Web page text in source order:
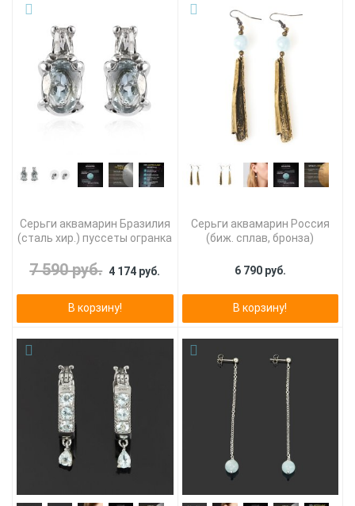
Серьги аквамарин Бразилия
(сталь хир.) пуссеты огранка
7 590 руб. 4 174 руб.
В корзину!
Серьги аквамарин Россия
(биж. сплав, бронза)
6 790 руб.
В корзину!